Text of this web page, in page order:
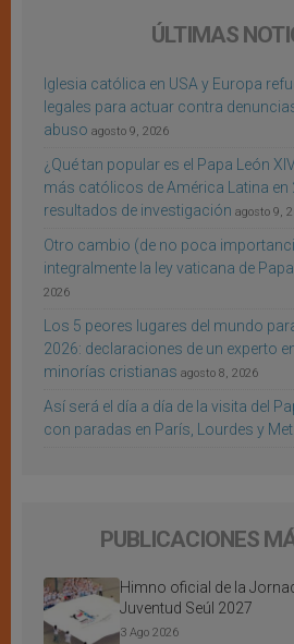
ÚLTIMAS
Iglesia católica en USA y Europa
legales para actuar contra
abuso agosto 9, 2026
¿Qué tan popular es el Papa León
más católicos de América Latina en
resultados de investigación agosto 9,
Otro cambio (de no poca
integralmente la ley vaticana de
2026
Los 5 peores lugares del mundo
2026: declaraciones de un experto
minorías cristianas agosto 8, 2026
Así será el día a día de la visita del
con paradas en París, Lourdes y
PUBLICACIONES
Himno oficial de la
Juventud Seúl 2027
3 Ago 2026